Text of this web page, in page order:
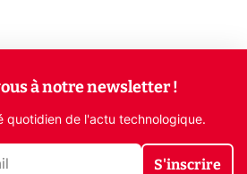
à notre newsletter !
quotidien de l'actu technologique.
S'inscrire